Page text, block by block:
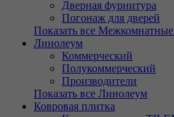
Дверная фурнитура
Погонаж для дверей
Показать все
Линолеум
Коммерческий
Полукоммерческий
Производители
Показать все Линолеум
Ковровая плитка